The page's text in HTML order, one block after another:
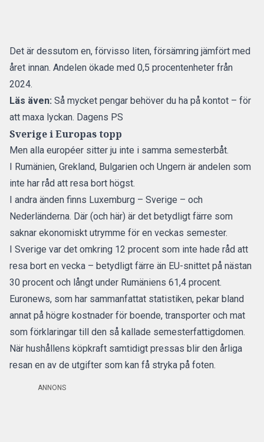
Det är dessutom en, förvisso liten, försämring jämfört med
året innan. Andelen ökade med 0,5 procentenheter från
2024.
Läs även: Så mycket pengar behöver du ha på kontot – för
att maxa lyckan. Dagens PS
Sverige i Europas topp
Men alla européer sitter ju inte i samma semesterbåt.
I Rumänien, Grekland, Bulgarien och Ungern är andelen som
inte har råd att resa bort högst.
I andra änden finns Luxemburg – Sverige – och
Nederländerna. Där (och här) är det betydligt färre som
saknar ekonomiskt utrymme för en veckas semester.
I Sverige var det omkring 12 procent som inte hade råd att
resa bort en vecka – betydligt färre än EU-snittet på nästan
30 procent och långt under Rumäniens 61,4 procent.
Euronews, som har sammanfattat statistiken, pekar bland
annat på högre kostnader för boende, transporter och mat
som förklaringar till den så kallade semesterfattigdomen.
När hushållens köpkraft samtidigt pressas blir den årliga
resan en av de utgifter som kan få stryka på foten.
ANNONS